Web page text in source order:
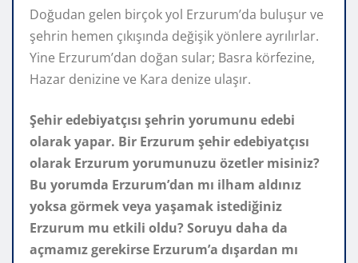
Doğudan gelen birçok yol Erzurum’da buluşur ve
şehrin hemen çıkışında değişik yönlere ayrılırlar.
Yine Erzurum’dan doğan sular; Basra körfezine,
Hazar denizine ve Kara denize ulaşır.
Şehir edebiyatçısı şehrin yorumunu edebi
olarak yapar. Bir Erzurum şehir edebiyatçısı
olarak Erzurum yorumunuzu özetler misiniz?
Bu yorumda Erzurum’dan mı ilham aldınız
yoksa görmek veya yaşamak istediğiniz
Erzurum mu etkili oldu? Soruyu daha da
açmamız gerekirse Erzurum’a dışardan mı